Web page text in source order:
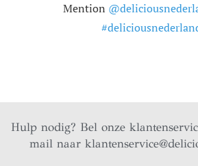
Mention
Hulp nodig? Bel onze
mail naar